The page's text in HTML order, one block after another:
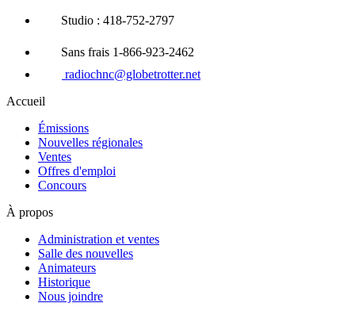
Studio : 418-752-2797
Sans frais 1-866-923-2462
radiochnc@globetrotter.net
Accueil
Émissions
Nouvelles régionales
Ventes
Offres d'emploi
Concours
À propos
Administration et ventes
Salle des nouvelles
Animateurs
Historique
Nous joindre